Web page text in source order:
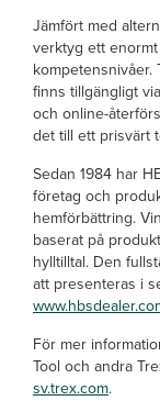
Jämfört med
verktyg ett
kompetensnivåer.
finns tillgängligt
och online-
det till ett prisvärt
Sedan 1984 har
företag och
hemförbättring.
baserat på
hylltilltal. Den
att presenteras i
För mer
Tool och andra
sv.trex.com.